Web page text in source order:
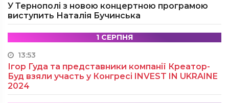
У Тернополі з новою концертною програмою
виступить Наталія Бучинська
1 СЕРПНЯ
13:53
Ігор Гуда та представники компанії Креатор-
Буд взяли участь у Конгресі INVEST IN UKRAINE
2024